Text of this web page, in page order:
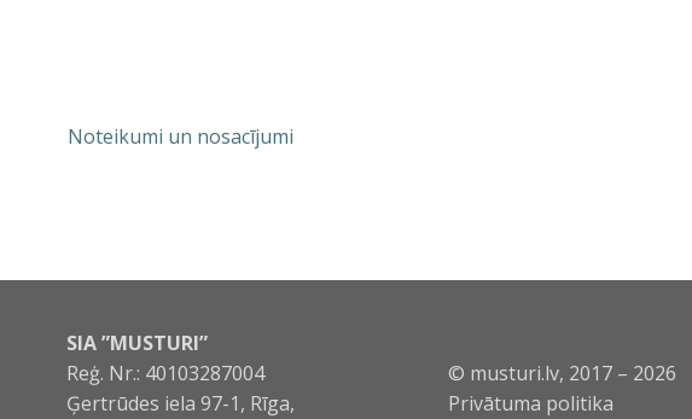
Noteikumi un nosacījumi
SIA ”MUSTURI”
Reģ. Nr.: 40103287004
Ģertrūdes iela 97-1, Rīga,
© musturi.lv, 2017 – 2026
Privātuma politika